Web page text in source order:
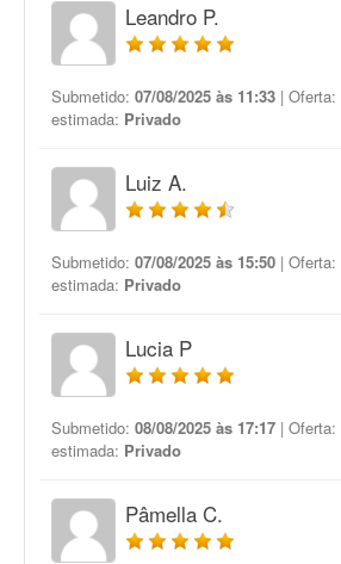
Leandro P.
Submetido: 07/08/2025 às 11:33 | Oferta:
estimada: Privado
Luiz A.
Submetido: 07/08/2025 às 15:50 | Oferta:
estimada: Privado
Lucia P
Submetido: 08/08/2025 às 17:17 | Oferta:
estimada: Privado
Pâmella C.